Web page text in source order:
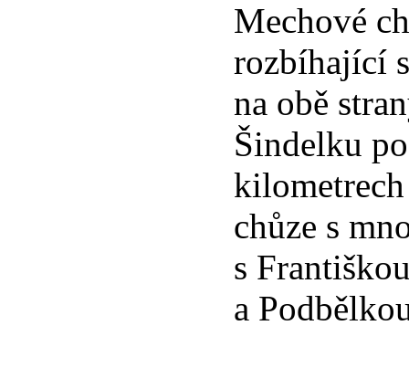
Mechové
rozbíhající
na obě
Šindelku
chůze s
s
a